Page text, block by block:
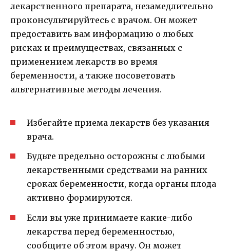
лекарственного препарата, незамедлительно
проконсультируйтесь с врачом. Он может
предоставить вам информацию о любых
рисках и преимуществах, связанных с
применением лекарств во время
беременности, а также посоветовать
альтернативные методы лечения.
Избегайте приема лекарств без указания
врача.
Будьте предельно осторожны с любыми
лекарственными средствами на ранних
сроках беременности, когда органы плода
активно формируются.
Если вы уже принимаете какие-либо
лекарства перед беременностью,
сообщите об этом врачу. Он может